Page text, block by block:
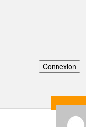
Connexion